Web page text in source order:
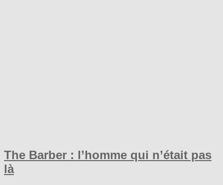
The Barber : l’homme qui n’était pas
là